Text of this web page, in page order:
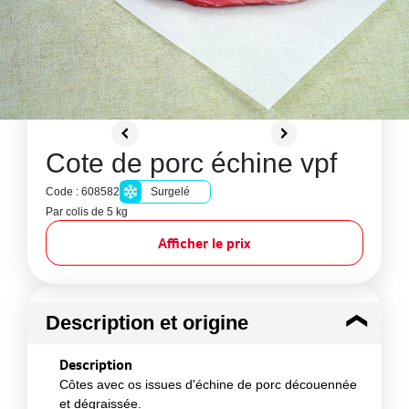
Cote de porc échine vpf
Code : 608582
Surgelé
Par colis de 5 kg
Afficher le prix
Description et origine
Description
Côtes avec os issues d'échine de porc découennée
et dégraissée.